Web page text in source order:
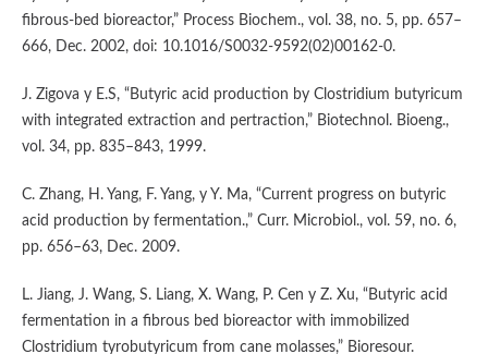
fibrous-bed bioreactor,” Process Biochem., vol. 38, no. 5, pp. 657–
666, Dec. 2002, doi: 10.1016/S0032-9592(02)00162-0.
J. Zigova y E.S, “Butyric acid production by Clostridium butyricum
with integrated extraction and pertraction,” Biotechnol. Bioeng.,
vol. 34, pp. 835–843, 1999.
C. Zhang, H. Yang, F. Yang, y Y. Ma, “Current progress on butyric
acid production by fermentation.,” Curr. Microbiol., vol. 59, no. 6,
pp. 656–63, Dec. 2009.
L. Jiang, J. Wang, S. Liang, X. Wang, P. Cen y Z. Xu, “Butyric acid
fermentation in a fibrous bed bioreactor with immobilized
Clostridium tyrobutyricum from cane molasses,” Bioresour.